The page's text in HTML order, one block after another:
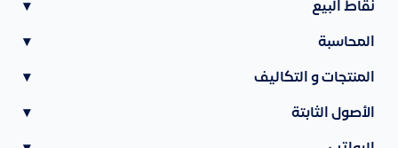
نقاط البيع ▾
المحاسبة ▾
المنتجات و التكاليف ▾
الأصول الثابتة ▾